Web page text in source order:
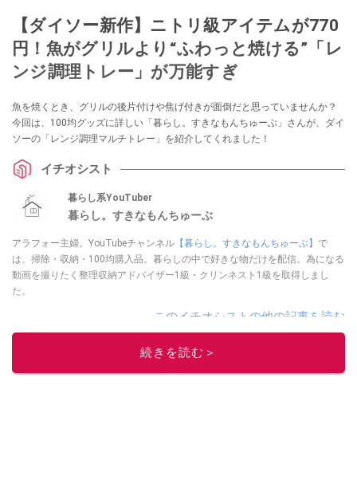
【ダイソー新作】ニトリ級アイテムが770
円！魚がグリルより“ふわっと焼ける”「レ
ンジ調理トレー」が万能すぎ
魚を焼くとき、グリルの後片付けや焦げ付きが面倒だと思っていませんか？
今回は、100均グッズに詳しい「暮らし。すきなもんちゅーぶ」さんが、ダイ
ソーの「レンジ調理マルチトレー」を紹介してくれました！
イチオシスト
暮らし系YouTuber
暮らし。すきなもんちゅーぶ
アラフォー主婦。YouTubeチャンネル 【暮らし。すきなもんちゅーぶ】 で
は、掃除・収納・100均購入品。暮らしの中で好きな物だけを配信。為になる
動画を撮りたく整理収納アドバイザー1級・クリンネスト1級を取得しまし
た。
このイチオシストの他の記事を読む
続きを読む＞